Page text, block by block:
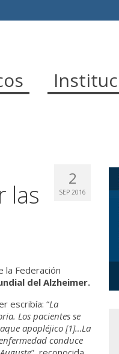
2
SEP 2016
las
la Federación
del Alzheimer.
escribía: “La
Los pacientes se
apopléjico [1]…La
conduce